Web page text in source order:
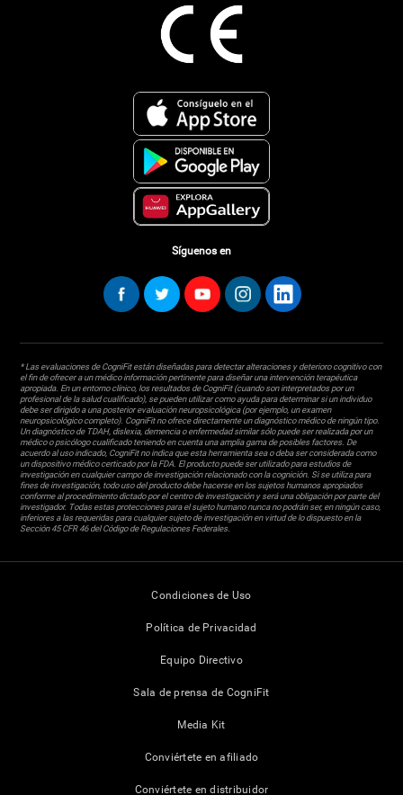
Síguenos en
* Las evaluaciones de CogniFit están diseñadas para detectar alteraciones y deterioro cognitivo con
el fin de ofrecer a un médico información pertinente para diseñar una intervención terapéutica
apropiada. En un entorno clínico, los resultados de CogniFit (cuando son interpretados por un
profesional de la salud cualificado), se pueden utilizar como ayuda para determinar si un individuo
debe ser dirigido a una posterior evaluación neuropsicológica (por ejemplo, un examen
neuropsicológico completo). CogniFit no ofrece directamente un diagnóstico médico de ningún tipo.
Un diagnóstico de TDAH, dislexia, demencia o enfermedad similar sólo puede ser realizada por un
médico o psicólogo cualificado teniendo en cuenta una amplia gama de posibles factores. De
acuerdo al uso indicado, CogniFit no indica que esta herramienta sea o deba ser considerada como
un dispositivo médico certicado por la FDA. El producto puede ser utilizado para estudios de
investigación en cualquier campo de investigación relacionado con la cognición. Si se utiliza para
fines de investigación, todo uso del producto debe hacerse en los sujetos humanos apropiados
conforme al procedimiento dictado por el centro de investigación y será una obligación por parte del
investigador. Todas estas protecciones para el sujeto humano nunca no podrán ser, en ningún caso,
inferiores a las requeridas para cualquier sujeto de investigación en virtud de lo dispuesto en la
Sección 45 CFR 46 del Código de Regulaciones Federales.
Condiciones de Uso
Política de Privacidad
Equipo Directivo
Sala de prensa de CogniFit
Media Kit
Conviértete en afiliado
Conviértete en distribuidor